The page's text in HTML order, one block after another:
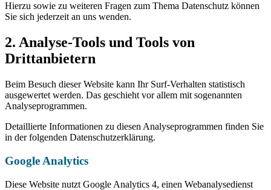
Hierzu sowie zu weiteren Fragen zum Thema Datenschutz können
Sie sich jederzeit an uns wenden.
2. Analyse-Tools und Tools von
Drittanbietern
Beim Besuch dieser Website kann Ihr Surf-Verhalten statistisch
ausgewertet werden. Das geschieht vor allem mit sogenannten
Analyseprogrammen.
Detaillierte Informationen zu diesen Analyseprogrammen finden Sie
in der folgenden Datenschutzerklärung.
Google Analytics
Diese Website nutzt Google Analytics 4, einen Webanalysedienst